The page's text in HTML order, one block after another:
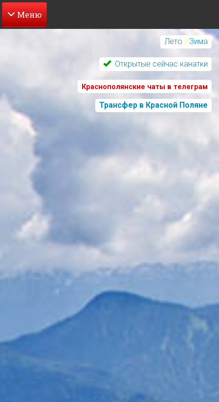
Перейти
Лето / Зима
Открытые сейчас канатки
Краснополянские чаты в телеграм
Трансфер в Красной Поляне